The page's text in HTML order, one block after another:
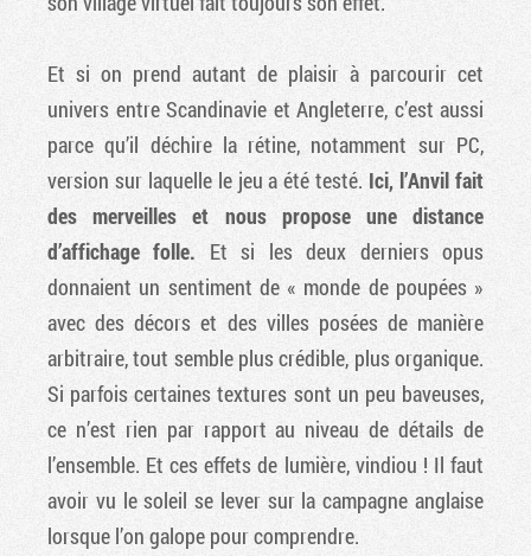
Et si on prend autant de plaisir à parcourir cet
univers entre Scandinavie et Angleterre, c’est aussi
parce qu’il déchire la rétine, notamment sur PC,
version sur laquelle le jeu a été testé. Ici, l’Anvil fait
des merveilles et nous propose une distance
d’affichage folle. Et si les deux derniers opus
donnaient un sentiment de « monde de poupées »
avec des décors et des villes posées de manière
arbitraire, tout semble plus crédible, plus organique.
Si parfois certaines textures sont un peu baveuses,
ce n’est rien par rapport au niveau de détails de
l’ensemble. Et ces effets de lumière, vindiou ! Il faut
avoir vu le soleil se lever sur la campagne anglaise
lorsque l’on galope pour comprendre.